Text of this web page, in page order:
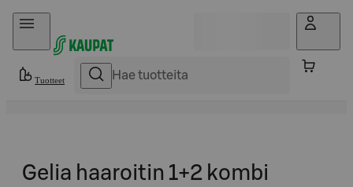
Hyppää sisältöön
Tuotteet
Gelia haaroitin 1+2 kombi